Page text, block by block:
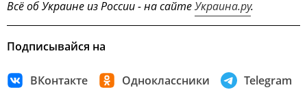
Всё об Украине из России - на сайтеУкраина.ру.
Подписывайся на
ВКонтакте Одноклассники Telegram